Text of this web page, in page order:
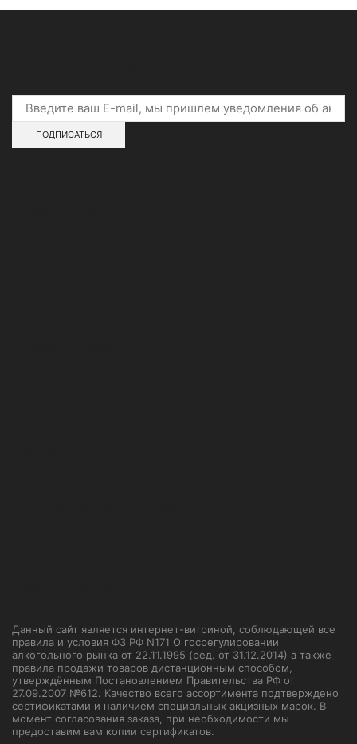
Данный сайт является интернет-витриной, соблюдающей все
правила и условия ФЗ РФ N171 О госрегулировании
алкогольного рынка от 22.11.1995 (ред. от 31.12.2014) а также
правила продажи товаров дистанционным способом,
утверждённым Постановлением Правительства РФ от
27.09.2007 №612. Качество всего ассортимента подтверждено
сертификатами и наличием специальных акцизных марок. В
момент согласования заказа, при необходимости мы
предоставим вам копии сертификатов.